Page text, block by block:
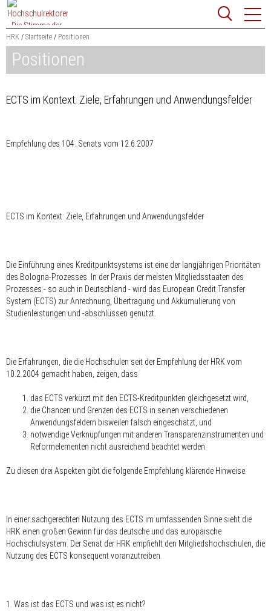
Zum
Content
springen
Suchbegriff
Suchen
HRK Startseite Positionen
Positionen
ECTS im Kontext: Ziele, Erfahrungen und Anwendungsfelder
Empfehlung des 104. Senats vom 12.6.2007
ECTS im Kontext: Ziele, Erfahrungen und Anwendungsfelder
Die Einführung eines Kreditpunktsystems ist eine der langjährigen Prioritäten
des Bologna-Prozesses. In der Praxis der meisten Mitgliedsstaaten des
Prozesses - so auch in Deutschland - wird das European Credit Transfer
System (ECTS) zur Anrechnung, Übertragung und Akkumulierung von
Studienleistungen und -abschlüssen genutzt.
Die Erfahrungen, die die Hochschulen seit der Empfehlung der HRK vom
10.2.2004 gemacht haben, zeigen, dass
das ECTS verkürzt mit den ECTS-Kreditpunkten gleichgesetzt wird,
die Chancen und Grenzen des ECTS in seinen verschiedenen
Anwendungsfeldern bisweilen falsch eingeschätzt, und
notwendige Verknüpfungen mit anderen Transparenzinstrumenten und
Reformelementen nicht ausreichend beachtet werden.
Zu diesen drei Aspekten gibt die folgende Empfehlung klärende Hinweise.
In einer sachgerechten Nutzung des ECTS im umfassenden Sinne sieht die
HRK einen großen Gewinn für das deutsche und das europäische
Hochschulsystem. Der Senat der HRK empfiehlt den Mitgliedshochschulen, die
Nutzung des ECTS konsequent voranzutreiben.
1. Was ist das ECTS und was ist es nicht?